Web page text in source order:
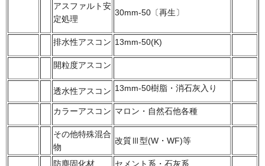
アスファルト安
定処理
30mm-50〔再生〕
排水性アスコン 13mm-50(K)
開粒度アスコン
透水性アスコン 13mm-50樹脂・消石灰入り
カラーアスコン マロン・自然石他各種
その他特殊混合
物
改質Ⅲ型(W・WF)等
防塵固化材 セメント系・石灰系